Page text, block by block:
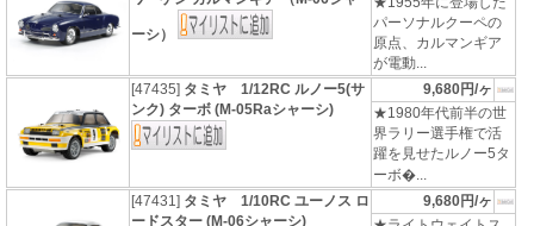
ーシ）
パーソナルクーペの
原点、カルマンギア
が電動...
[47435] タミヤ 1/12RC ルノー5(サ
ンク) ターボ (M-05Raシャーシ)
9,680円/ヶ
★1980年代前半の世
界ラリー選手権で活
躍を見せたルノー5タ
ーボ�...
[47431] タミヤ 1/10RC ユーノス ロ
ードスター (M-06シャーシ)
9,680円/ヶ